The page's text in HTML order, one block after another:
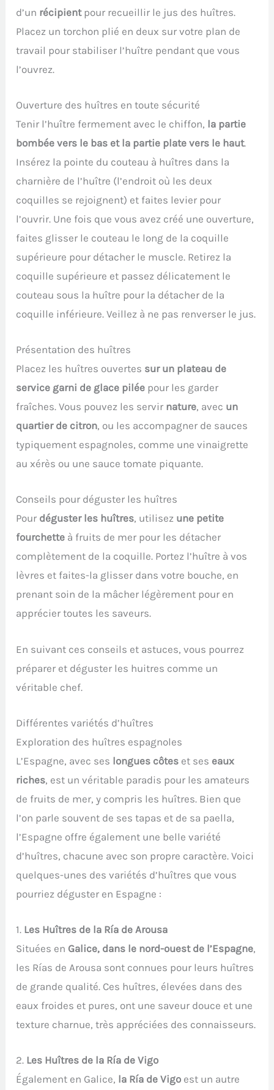
d’un récipientpour recueillir le jus des huîtres.
Placez un torchon plié en deux sur votre plan de
travail pour stabiliser l’huître pendant que vous
l’ouvrez.
Ouverture des huîtres en toute sécurité
Tenir l’huître fermement avec le chiffon, la partie
bombée vers le bas et la partie plate vers le haut.
Insérez la pointe du couteau à huîtres dans la
charnière de l’huître (l’endroit où les deux
coquilles se rejoignent) et faites levier pour
l’ouvrir. Une fois que vous avez créé une ouverture,
faites glisser le couteau le long de la coquille
supérieure pour détacher le muscle. Retirez la
coquille supérieure et passez délicatement le
couteau sous la huître pour la détacher de la
coquille inférieure. Veillez à ne pas renverser le jus.
Présentation des huîtres
Placez les huîtres ouvertes sur un plateau de
service garni de glace pilée pour les garder
fraîches. Vous pouvez les servir nature, avec un
quartier de citron, ou les accompagner de sauces
typiquement espagnoles, comme une vinaigrette
au xérès ou une sauce tomate piquante.
Conseils pour déguster les huîtres
Pour déguster les huîtres, utilisez une petite
fourchette à fruits de mer pour les détacher
complètement de la coquille. Portez l’huître à vos
lèvres et faites-la glisser dans votre bouche, en
prenant soin de la mâcher légèrement pour en
apprécier toutes les saveurs.
En suivant ces conseils et astuces, vous pourrez
préparer et déguster les huitres comme un
véritable chef.
Différentes variétés d’huîtres
Exploration des huîtres espagnoles
L’Espagne, avec ses longues côtes et ses eaux
riches, est un véritable paradis pour les amateurs
de fruits de mer, y compris les huîtres. Bien que
l’on parle souvent de ses tapas et de sa paella,
l’Espagne offre également une belle variété
d’huîtres, chacune avec son propre caractère. Voici
quelques-unes des variétés d’huîtres que vous
pourriez déguster en Espagne :
1. Les Huîtres de la Ría de Arousa
Situées en Galice, dans le nord-ouest de l’Espagne,
les Rías de Arousa sont connues pour leurs huîtres
de grande qualité. Ces huîtres, élevées dans des
eaux froides et pures, ont une saveur douce et une
texture charnue, très appréciées des connaisseurs.
2. Les Huîtres de la Ría de Vigo
Également en Galice, la Ría de Vigo est un autre